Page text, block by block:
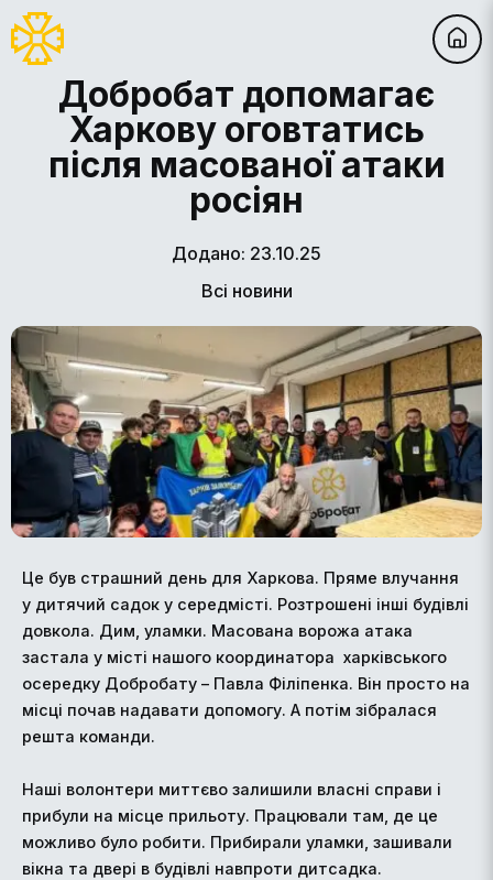
Добробат допомагає
Харкову оговтатись
після масованої атаки
росіян
Додано: 23.10.25
Всі новини
Це був страшний день для Харкова. Пряме влучання
у дитячий садок у середмісті. Розтрошені інші будівлі
довкола. Дим, уламки. Масована ворожа атака
застала у місті нашого координатора харківського
осередку Добробату – Павла Філіпенка. Він просто на
місці почав надавати допомогу. А потім зібралася
решта команди.
Наші волонтери миттєво залишили власні справи і
прибули на місце прильоту. Працювали там, де це
можливо було робити. Прибирали уламки, зашивали
вікна та двері в будівлі навпроти дитсадка.